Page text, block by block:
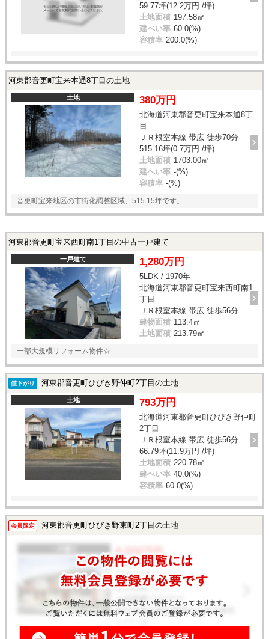
59.77坪(12.2万円 /坪)
土地面積 197.58㎡
建ぺい率 60.0(%)
容積率 200.0(%)
河東郡音更町宝来本通8丁目の土地
土地 380万円
北海道河東郡音更町宝来本通8丁
目
ＪＲ根室本線 帯広 徒歩70分
515.16坪(0.7万円 /坪)
土地面積 1703.00㎡
建ぺい率 -(%)
容積率 -(%)
音更町宝来地区の市街化調整区域、515.15坪です。
河東郡音更町宝来西町南1丁目の中古一戸建て
一戸建て 1,280万円
5LDK / 1970年
北海道河東郡音更町宝来西町南1
丁目
ＪＲ根室本線 帯広 徒歩56分
建物面積 113.4㎡
土地面積 213.79㎡
一部大規模リフォーム物件☆
値下がり 河東郡音更町ひびき野仲町2丁目の土地
土地 793万円
北海道河東郡音更町ひびき野仲町
2丁目
ＪＲ根室本線 帯広 徒歩56分
66.79坪(11.9万円 /坪)
土地面積 220.78㎡
建ぺい率 40.0(%)
容積率 60.0(%)
会員限定 河東郡音更町ひびき野東町2丁目の土地